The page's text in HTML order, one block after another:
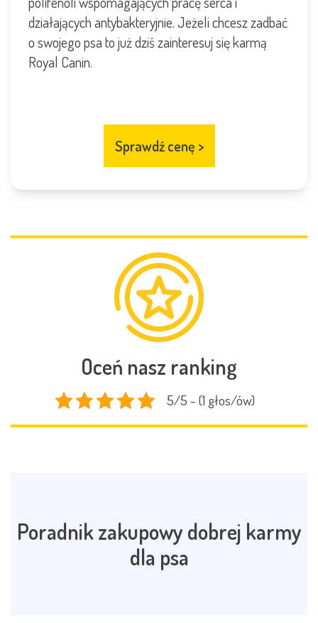
działających antybakteryjnie. Jeżeli chcesz zadbać
o swojego psa to już dziś zainteresuj się karmą
Royal Canin.
Sprawdź cenę >
Oceń nasz ranking
5/5 - (1 głos/ów)
Poradnik zakupowy dobrej karmy
dla psa